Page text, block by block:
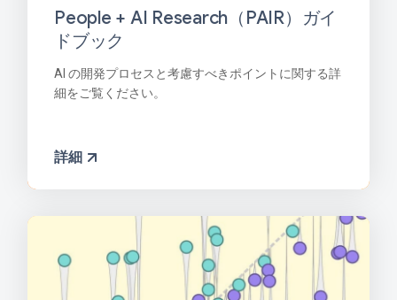
People + AI Research（PAIR）ガイ
ドブック
AI の開発プロセスと考慮すべきポイントに関する詳
細をご覧ください。
詳細